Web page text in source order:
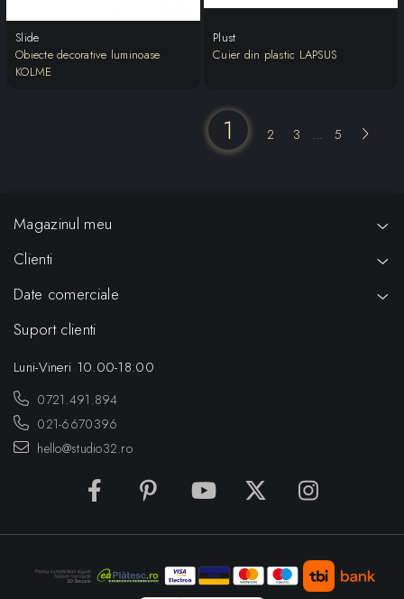
Slide
Obiecte decorative luminoase
KOLME
Plust
Cuier din plastic LAPSUS
1 2 3 ... 5
Magazinul meu
Clienti
Date comerciale
Suport clienti
Luni-Vineri 10.00-18.00
0721.491.894
021-6670396
hello@studio32.ro